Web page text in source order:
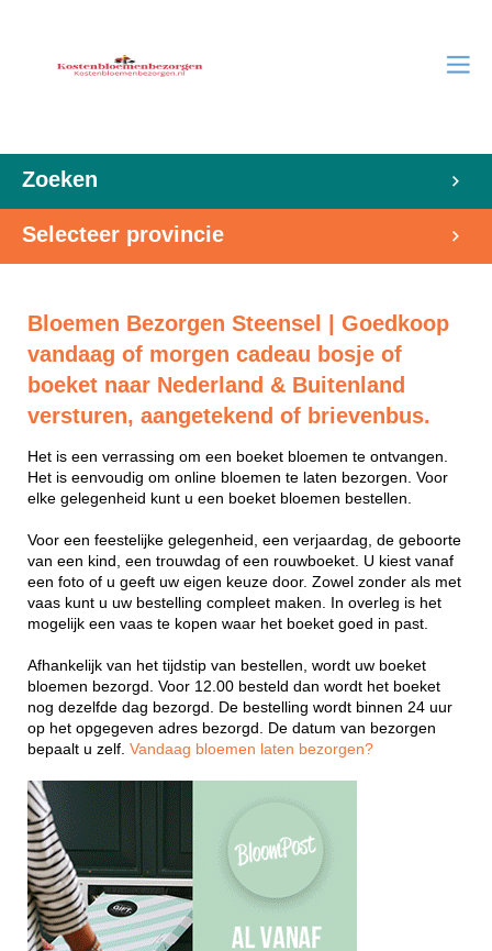
Zoeken
Selecteer provincie
Bloemen Bezorgen Steensel | Goedkoop
vandaag of morgen cadeau bosje of
boeket naar Nederland & Buitenland
versturen, aangetekend of brievenbus.
Het is een verrassing om een boeket bloemen te ontvangen.
Het is eenvoudig om online bloemen te laten bezorgen. Voor
elke gelegenheid kunt u een boeket bloemen bestellen.
Voor een feestelijke gelegenheid, een verjaardag, de geboorte
van een kind, een trouwdag of een rouwboeket. U kiest vanaf
een foto of u geeft uw eigen keuze door. Zowel zonder als met
vaas kunt u uw bestelling compleet maken. In overleg is het
mogelijk een vaas te kopen waar het boeket goed in past.
Afhankelijk van het tijdstip van bestellen, wordt uw boeket
bloemen bezorgd. Voor 12.00 besteld dan wordt het boeket
nog dezelfde dag bezorgd. De bestelling wordt binnen 24 uur
op het opgegeven adres bezorgd. De datum van bezorgen
bepaalt u zelf. Vandaag bloemen laten bezorgen?